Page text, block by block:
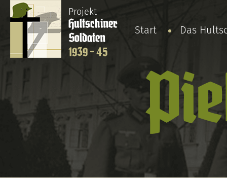
Projekt
Hultschiner
Soldaten
1939 - 45
Start Das